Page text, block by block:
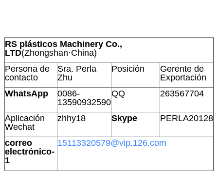
RS plásticos Machinery Co.,
LTD(Zhongshan·China)
Persona de
contacto
Sra. Perla
Zhu
Posición
Gerente de
Exportación
WhatsApp
0086-
13590932590
QQ 263567704
Aplicación
Wechat
zhhy18 Skype PERLA20128
correo
electrónico-
1
15113320579@vip.126.com